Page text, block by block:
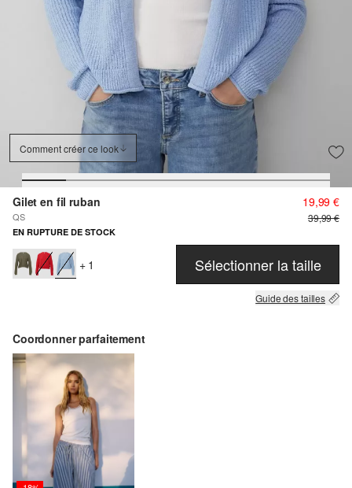
Comment créer ce look
Gilet en fil ruban
QS
19,99 €
39,99 €
EN RUPTURE DE STOCK
+ 1 Sélectionner la taille
Guide des tailles
Coordonner parfaitement